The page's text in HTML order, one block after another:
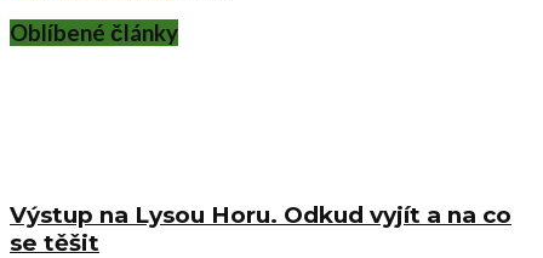
Oblíbené články
Výstup na Lysou Horu. Odkud vyjít a na co
se těšit